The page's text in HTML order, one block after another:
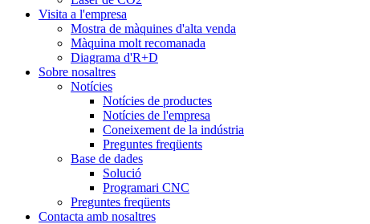
Visita a l'empresa
Mostra de màquines d'alta venda
Màquina molt recomanada
Diagrama d'R+D
Sobre nosaltres
Notícies
Notícies de productes
Notícies de l'empresa
Coneixement de la indústria
Preguntes freqüents
Base de dades
Solució
Programari CNC
Preguntes freqüents
Contacta amb nosaltres